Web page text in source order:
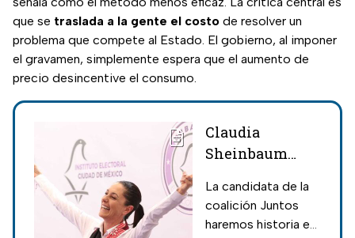
que se traslada a la gente el costo de resolver un
problema que compete al Estado. El gobierno, al imponer
el gravamen, simplemente espera que el aumento de
precio desincentive el consumo.
Claudia
Sheinbaum
delegación
Tlalpan
La candidata de la
coalición Juntos
haremos historia es